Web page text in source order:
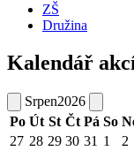
ZŠ
Družina
Kalendář
Srpen2026
Po Út St Čt Pá So
27 28 29 30 31 1
2